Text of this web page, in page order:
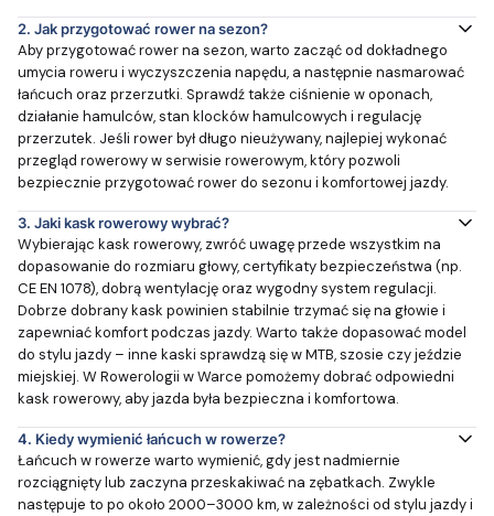
2. Jak przygotować rower na sezon?
Aby przygotować rower na sezon, warto zacząć od dokładnego
umycia roweru i wyczyszczenia napędu, a następnie nasmarować
łańcuch oraz przerzutki. Sprawdź także ciśnienie w oponach,
działanie hamulców, stan klocków hamulcowych i regulację
przerzutek. Jeśli rower był długo nieużywany, najlepiej wykonać
przegląd rowerowy w serwisie rowerowym, który pozwoli
bezpiecznie przygotować rower do sezonu i komfortowej jazdy.
3. Jaki kask rowerowy wybrać?
Wybierając kask rowerowy, zwróć uwagę przede wszystkim na
dopasowanie do rozmiaru głowy, certyfikaty bezpieczeństwa (np.
CE EN 1078), dobrą wentylację oraz wygodny system regulacji.
Dobrze dobrany kask powinien stabilnie trzymać się na głowie i
zapewniać komfort podczas jazdy. Warto także dopasować model
do stylu jazdy – inne kaski sprawdzą się w MTB, szosie czy jeździe
miejskiej. W Rowerologii w Warce pomożemy dobrać odpowiedni
kask rowerowy, aby jazda była bezpieczna i komfortowa.
4. Kiedy wymienić łańcuch w rowerze?
Łańcuch w rowerze warto wymienić, gdy jest nadmiernie
rozciągnięty lub zaczyna przeskakiwać na zębatkach. Zwykle
następuje to po około 2000–3000 km, w zależności od stylu jazdy i